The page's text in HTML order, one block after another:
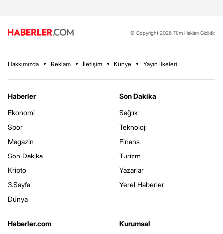
© Copyright 2026 Tüm Hakları Gizlidir.
Hakkımızda Reklam İletişim Künye Yayın İlkeleri
Haberler
Ekonomi
Spor
Magazin
Son Dakika
Kripto
3.Sayfa
Dünya
Son Dakika
Sağlık
Teknoloji
Finans
Turizm
Yazarlar
Yerel Haberler
Haberler.com
Kurumsal